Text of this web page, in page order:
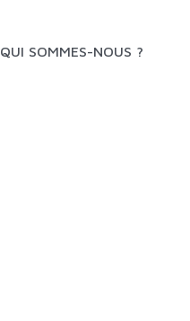
QUI SOMMES-NOUS ?